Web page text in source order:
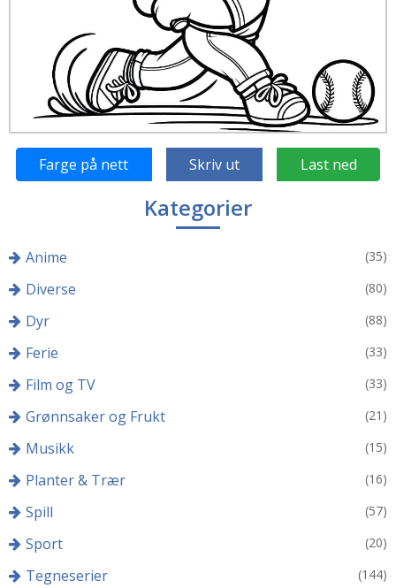
Farge på nett Skriv ut Last ned
Kategorier
Anime (35)
Diverse (80)
Dyr (88)
Ferie (33)
Film og TV (33)
Grønnsaker og Frukt (21)
Musikk (15)
Planter & Trær (16)
Spill (57)
Sport (20)
Tegneserier (144)